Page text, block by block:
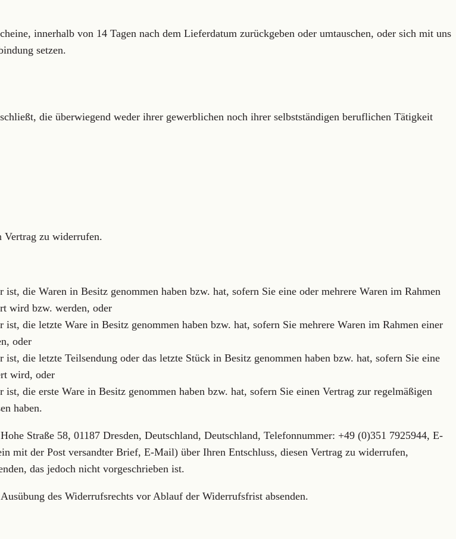
innerhalb von 14 Tagen nach dem Lieferdatum zurückgeben oder umtauschen, oder sich mit uns
setzen.
die überwiegend weder ihrer gewerblichen noch ihrer selbstständigen beruflichen Tätigkeit
Vertrag zu widerrufen.
die Waren in Besitz genommen haben bzw. hat, sofern Sie eine oder mehrere Waren im Rahmen
wird bzw. werden, oder
die letzte Ware in Besitz genommen haben bzw. hat, sofern Sie mehrere Waren im Rahmen einer
oder
die letzte Teilsendung oder das letzte Stück in Besitz genommen haben bzw. hat, sofern Sie eine
wird, oder
die erste Ware in Besitz genommen haben bzw. hat, sofern Sie einen Vertrag zur regelmäßigen
haben.
Straße 58, 01187 Dresden, Deutschland, Deutschland, Telefonnummer: +49 (0)351 7925944, E-
mit der Post versandter Brief, E-Mail) über Ihren Entschluss, diesen Vertrag zu widerrufen,
das jedoch nicht vorgeschrieben ist.
des Widerrufsrechts vor Ablauf der Widerrufsfrist absenden.